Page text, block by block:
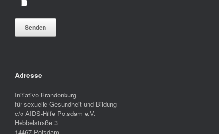
Bitte lasse dieses Feld leer.
Adresse
Initiative Brandenburg
für sexuelle Gesundheit und Bildung
c/o AIDS-Hilfe Potsdam e.V.
Hebbelstraße 3
14467 Potsdam